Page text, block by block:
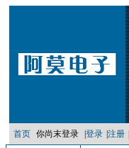
首页 你尚末登录 登录 注册